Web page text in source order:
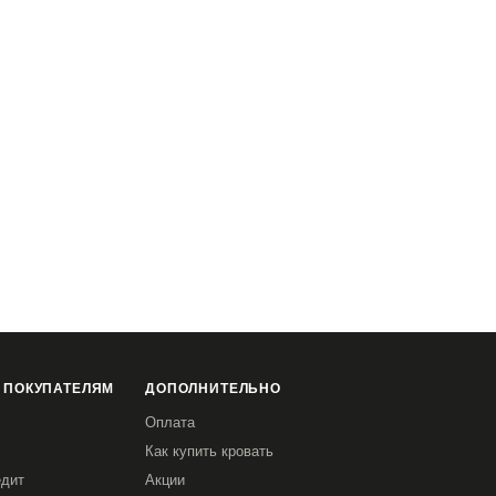
ДОПОЛНИТЕЛЬНО
Оплата
Как купить кровать
Акции